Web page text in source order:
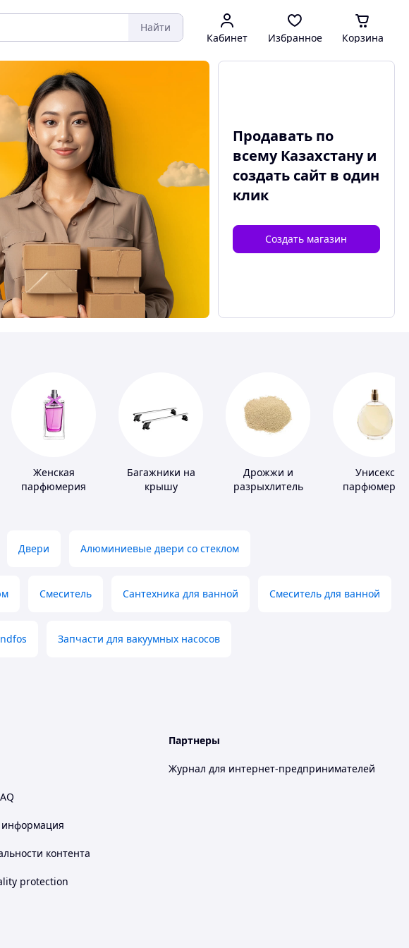
Найти
Кабинет Избранное Корзина
Продавать по
всему Казахстану и
создать сайтв один
клик
Создать магазин
Женская
парфюмерия
Багажники на
крышу
Дрожжи и
разрыхлитель
Унисекс
парфюмерия
Двери Алюминиевые двери со стеклом
Смеситель Сантехника для ванной Смеситель для ванной
Запчасти для вакуумных насосов
информация
контента
protection
Партнеры
Журнал для интернет-предпринимателей